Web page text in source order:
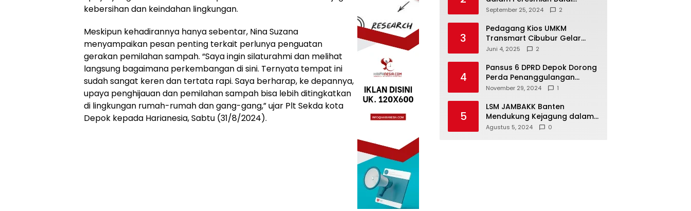
kebersihan dan keindahan lingkungan.
Meskipun kehadirannya hanya sebentar, Nina Suzana
menyampaikan pesan penting terkait perlunya penguatan
gerakan pemilahan sampah. “Saya ingin silaturahmi dan melihat
langsung bagaimana perkembangan di sini. Ternyata tempat ini
sudah sangat keren dan tertata rapi. Saya berharap, ke depannya,
upaya penghijauan dan pemilahan sampah bisa lebih ditingkatkan
di lingkungan rumah-rumah dan gang-gang,” ujar Plt Sekda kota
Depok kepada Harianesia, Sabtu (31/8/2024).
Warga di Sukamaju : Wadah
Aspirasi Masyarakat
September 25, 2024 2
3
Pedagang Kios UMKM
Transmart Cibubur Gelar
Family Gathering di Cisarua,
Kekompakan
Juni 4, 2025 2
4
Pansus 6 DPRD Depok Dorong
Perda Penanggulangan
Kebakaran untuk
November 29, 2024 1
5
LSM JAMBAKK Banten
Mendukung Kejagung dalam
Investigasi Terhadap
Agustus 5, 2024 0